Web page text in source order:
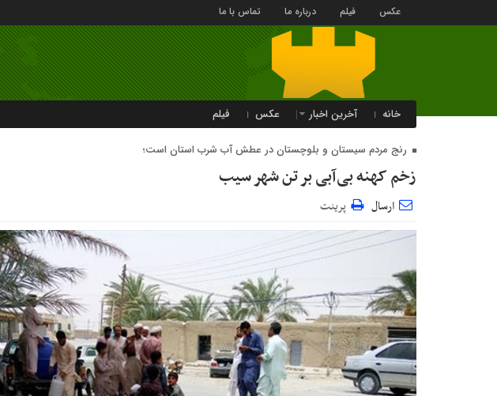
عکس فیلم درباره ما تماس با ما
خانه آخرین اخبار عکس فیلم
رنج مردم سیستان و بلوچستان در عطش آب شرب استان است؛
زخم کهنه بی‌آبی بر تن شهر سیب
ارسال پرینت